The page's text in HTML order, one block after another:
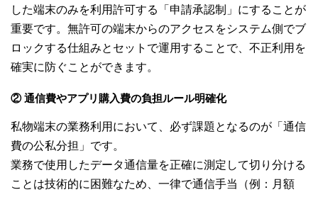
した端末のみを利用許可する「申請承認制」にすることが
重要です。無許可の端末からのアクセスをシステム側でブ
ロックする仕組みとセットで運用することで、不正利用を
確実に防ぐことができます。
② 通信費やアプリ購入費の負担ルール明確化
私物端末の業務利用において、必ず課題となるのが「通信
費の公私分担」です。
業務で使用したデータ通信量を正確に測定して切り分ける
ことは技術的に困難なため、一律で通信手当（例：月額